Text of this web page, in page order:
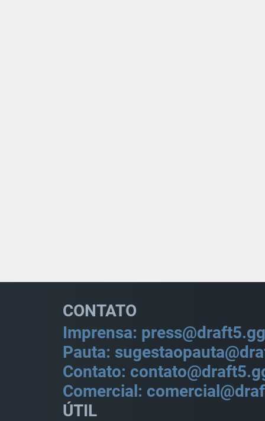
CONTATO
Imprensa: press@draft5.gg
Pauta:
Contato:
Comercial:
ÚTIL